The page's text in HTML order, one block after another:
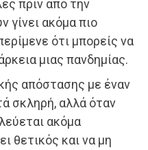
πριν από την
γίνει ακόμα πιο
ότι μπορείς να
μιας πανδημίας.
απόστασης με έναν
σκληρή, αλλά όταν
ακόμα
θετικός και να μη